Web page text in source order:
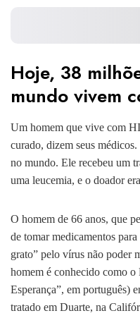
Hoje, 38
mundo vivem
Um homem que vive com
curado, dizem seus
no mundo. Ele recebeu um
uma leucemia, e o doador
O homem de 66 anos, que
de tomar medicamentos
grato” pelo vírus não poder
homem é conhecido como
Esperança”, em português)
tratado em Duarte, na